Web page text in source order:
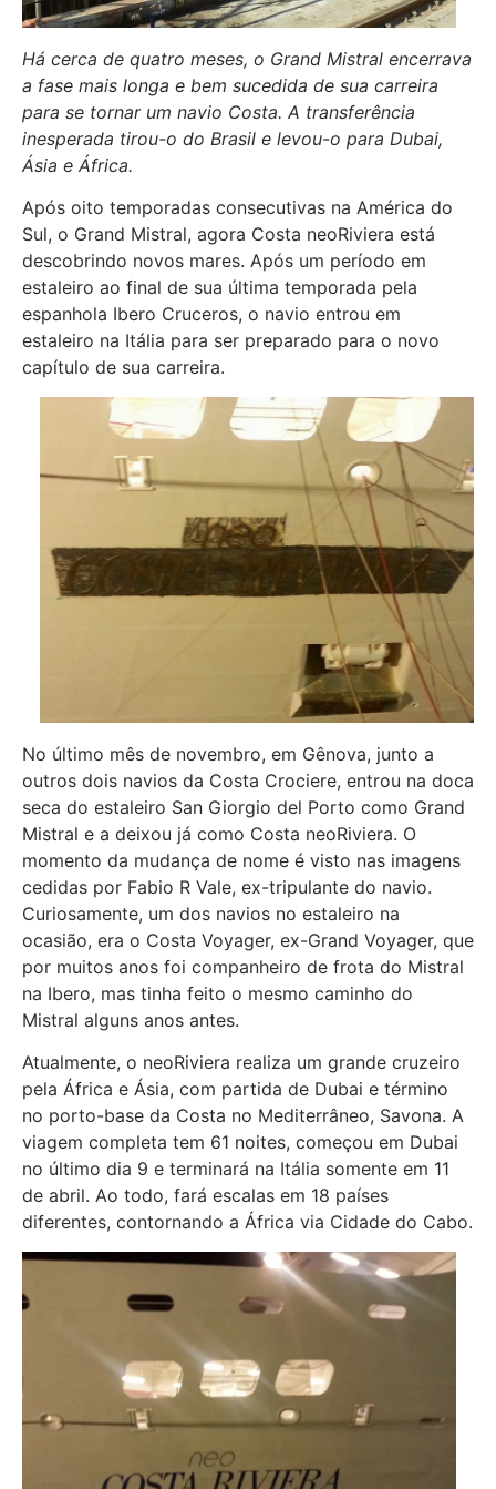
Há cerca de quatro meses, o Grand Mistral encerrava
a fase mais longa e bem sucedida de sua carreira
para se tornar um navio Costa. A transferência
inesperada tirou-o do Brasil e levou-o para Dubai,
Ásia e África.
Após oito temporadas consecutivas na América do
Sul, o Grand Mistral, agora Costa neoRiviera está
descobrindo novos mares. Após um período em
estaleiro ao final de sua última temporada pela
espanhola Ibero Cruceros, o navio entrou em
estaleiro na Itália para ser preparado para o novo
capítulo de sua carreira.
No último mês de novembro, em Gênova, junto a
outros dois navios da Costa Crociere, entrou na doca
seca do estaleiro San Giorgio del Porto como Grand
Mistral e a deixou já como Costa neoRiviera. O
momento da mudança de nome é visto nas imagens
cedidas por Fabio R Vale, ex-tripulante do navio.
Curiosamente, um dos navios no estaleiro na
ocasião, era o Costa Voyager, ex-Grand Voyager, que
por muitos anos foi companheiro de frota do Mistral
na Ibero, mas tinha feito o mesmo caminho do
Mistral alguns anos antes.
Atualmente, o neoRiviera realiza um grande cruzeiro
pela África e Ásia, com partida de Dubai e término
no porto-base da Costa no Mediterrâneo, Savona. A
viagem completa tem 61 noites, começou em Dubai
no último dia 9 e terminará na Itália somente em 11
de abril. Ao todo, fará escalas em 18 países
diferentes, contornando a África via Cidade do Cabo.